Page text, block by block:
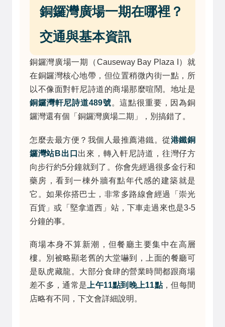
銅鑼灣廣場一期在哪裡？
交通與基本資訊
銅鑼灣廣場一期（Causeway Bay Plaza I）就
在銅鑼灣核心地帶，但位置稍微內街一點，所
以不像面對軒尼詩道的商場那麼喧鬧。地址是
銅鑼灣軒尼詩道489號。這點很重要，因為銅
鑼灣還有個「銅鑼灣廣場二期」，別搞錯了。
怎麼去最方便？我個人最推薦港鐵。從港鐵銅
鑼灣站B出口 出來，轉入軒尼詩道，往灣仔方
向步行約5分鐘就到了。你會先經過很多金行和
藥房，看到一棟外牆有點年代感的建築就是
它。如果你搭巴士，非常多路線會經過「崇光
百貨」或「堅拿道西」站，下車走過來也是3-5
分鐘的事。
商場本身不算新潮，但餐廳主要集中在高層
樓。別被略顯老舊的大堂嚇到，上面的餐廳可
是臥虎藏龍。大部分食肆的營業時間都跟商場
差不多，通常是 上午11點到晚上11點，但每間
店略有不同，下文會詳細說明。